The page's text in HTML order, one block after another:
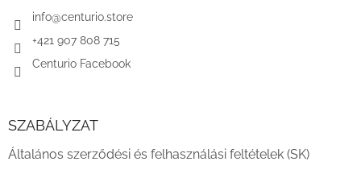
info@centurio.store
+421 907 808 715
Centurio Facebook
SZABÁLYZAT
Általános szerződési és felhasználási feltételek (SK)